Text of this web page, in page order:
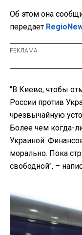
Об этом она
передает
"В Киеве, чтобы
России против
чрезвычайную
Более чем когда-
Украиной.
морально. Пока
свободной", –